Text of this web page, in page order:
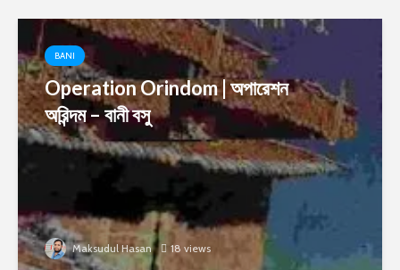
BANI
Operation Orindom | অপারেশন
অরিন্দম – বানী বসু
Maksudul Hasan 18 views